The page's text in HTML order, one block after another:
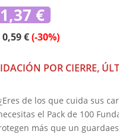
1,37 € El
precio
actual
es:
0,59€ (-30%)
POR CIERRE,
de los que cuida sus
el Pack de 100
más que un